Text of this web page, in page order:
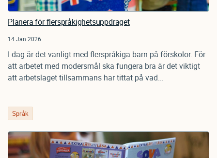
Planera för flerspråkighetsuppdraget
14 Jan 2026
I dag är det vanligt med flerspråkiga barn på förskolor. För
att arbetet med modersmål ska fungera bra är det viktigt
att arbetslaget tillsammans har tittat på vad...
Språk